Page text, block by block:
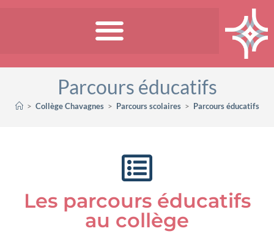
Parcours éducatifs
> Collège Chavagnes > Parcours scolaires > Parcours éducatifs
Les parcours éducatifs
au collège